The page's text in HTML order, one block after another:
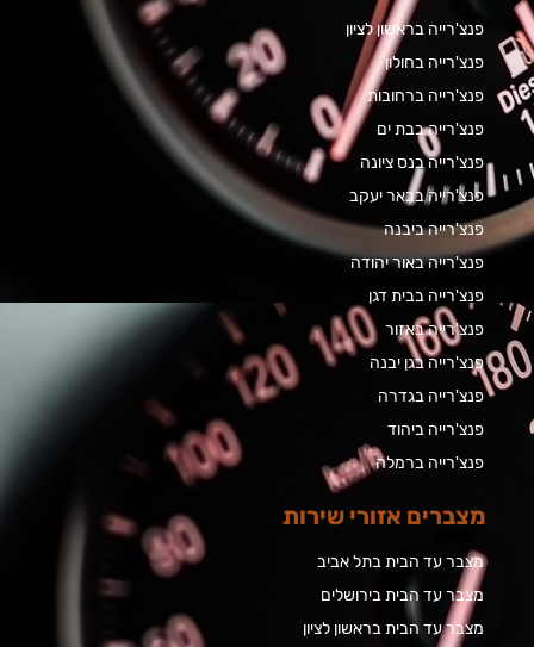
פנצ'רייה בראשון לציון
פנצ'רייה בחולון
פנצ'רייה ברחובות
פנצ'רייה בבת ים
פנצ'רייה בנס ציונה
פנצ'רייה בבאר יעקב
פנצ'רייה ביבנה
פנצ'רייה באור יהודה
פנצ'רייה בבית דגן
פנצ'רייה באזור
פנצ'רייה בגן יבנה
פנצ'רייה בגדרה
פנצ'רייה ביהוד
פנצ'רייה ברמלה
מצברים אזורי שירות
מצבר עד הבית בתל אביב
מצבר עד הבית בירושלים
מצבר עד הבית בראשון לציון